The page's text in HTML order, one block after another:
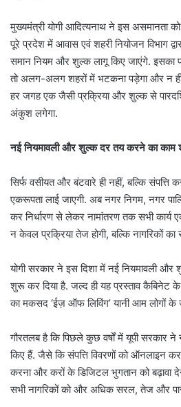
मुख्यमंत्री योगी आदित्यनाथ ने इस असमानता
पूरे प्रदेश में आवास एवं शहरी नियोजन विभाग
समान नियम और शुल्क लागू किए जाएंगे. इसका
तो अलग-अलग शहरों में भटकना पड़ेगा और न
हर जगह एक जैसी प्रक्रिया और शुल्क से
अंकुश लगेगा.
नई नियमावली और शुल्क दर तय करने का
सिर्फ वसीयत और बंटवारे ही नहीं, बल्कि संपत्ति
एकरूपता लाई जाएगी. अब नगर निगम, नगर
कर निर्धारण से लेकर नामांतरण तक सभी
न केवल प्रक्रिया तेज होगी, बल्कि नागरिकों
योगी सरकार ने इस दिशा में नई नियमावली
शुरू कर दिया है. जल्द ही यह प्रस्ताव कैबिनेट
का मकसद ‘ईज़ ऑफ लिविंग’ यानी आम लोगों के
गौरतलब है कि पिछले कुछ वर्षों में यूपी सरकार
किए हैं. जैसे कि संपत्ति विवरणों को ऑनलाइन
करना और करों के डिजिटल भुगतान को
सभी नागरिकों को और अधिक सरल, तेज और